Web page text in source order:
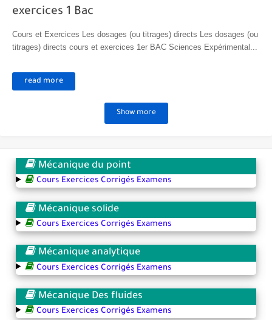
exercices 1 Bac
Cours et Exercices Les dosages (ou titrages) directs Les dosages (ou
titrages) directs cours et exercices 1er BAC Sciences Expérimental...
read more
Show more
Mécanique du point
Cours Exercices Corrigés Examens
Mécanique solide
Cours Exercices Corrigés Examens
Mécanique analytique
Cours Exercices Corrigés Examens
Mécanique Des fluides
Cours Exercices Corrigés Examens